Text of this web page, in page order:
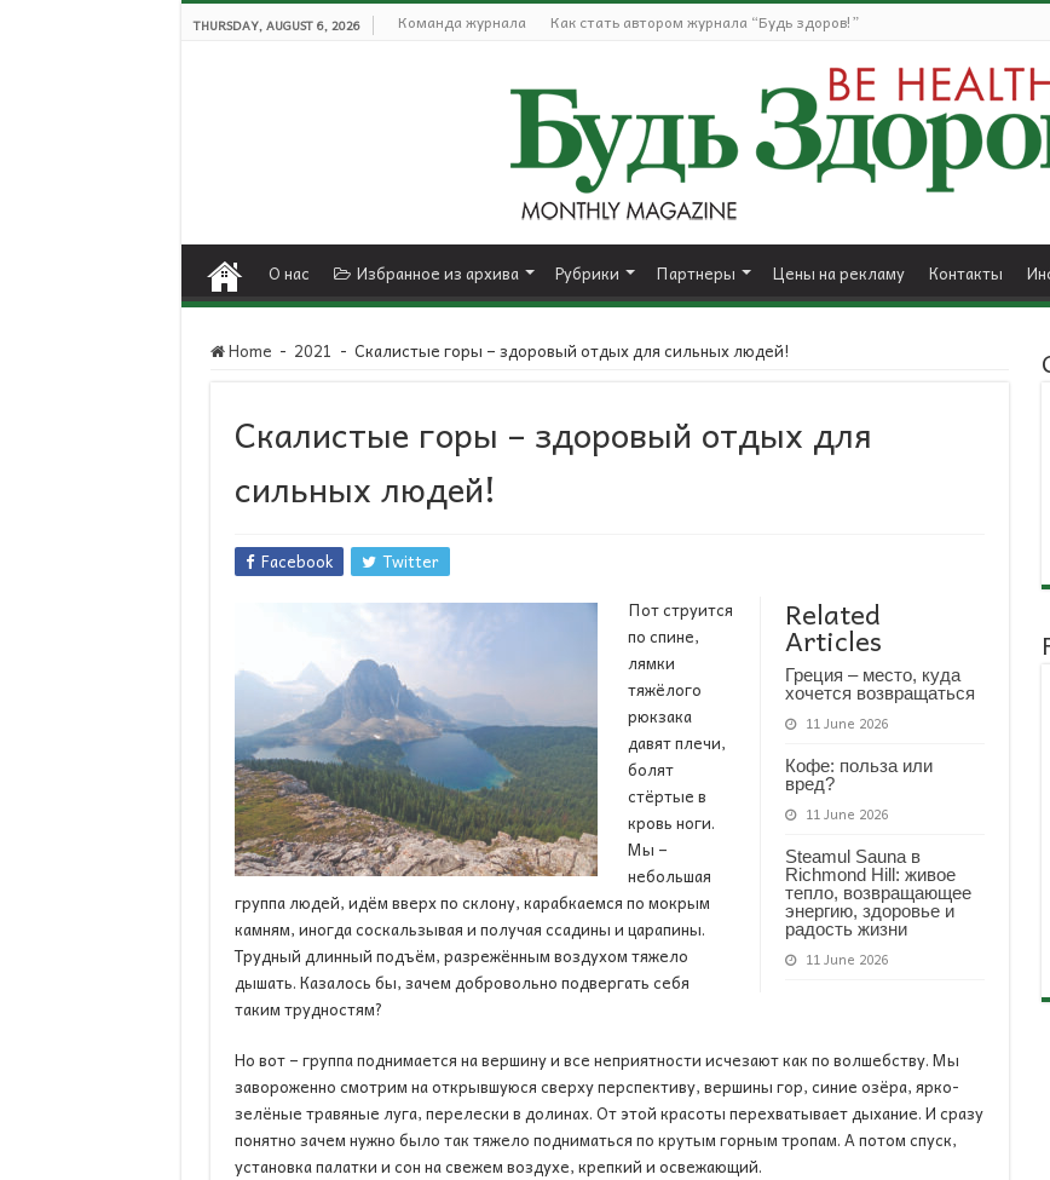
THURSDAY, AUGUST 6, 2026 Команда журнала Как стать автором журнала “Будь здоров!”
О нас Избранное из архива Рубрики Партнеры Цены на рекламу Контакты
Home - 2021 - Скалистые горы – здоровый отдых для сильных людей!
Скалистые горы – здоровый отдых для
сильных людей!
Facebook Twitter
Related
Articles
Греция – место, куда
хочется возвращаться
11 June 2026
Кофе: польза или
вред?
11 June 2026
Steamul Sauna в
Richmond Hill: живое
тепло, возвращающее
энергию, здоровье и
радость жизни
11 June 2026
Пот струится
по спине,
лямки
тяжёлого
рюкзака
давят плечи,
болят
стёртые в
кровь ноги.
Мы –
небольшая
группа людей, идём вверх по склону, карабкаемся по мокрым
камням, иногда соскальзывая и получая ссадины и царапины.
Трудный длинный подъём, разрежённым воздухом тяжело
дышать. Казалось бы, зачем добровольно подвергать себя
таким трудностям?
Но вот – группа поднимается на вершину и все неприятности исчезают как по волшебству. Мы
завороженно смотрим на открывшуюся сверху перспективу, вершины гор, синие озёра, ярко-
зелёные травяные луга, перелески в долинах. От этой красоты перехватывает дыхание. И сразу
понятно зачем нужно было так тяжело подниматься по крутым горным тропам. А потом спуск,
установка палатки и сон на свежем воздухе, крепкий и освежающий.